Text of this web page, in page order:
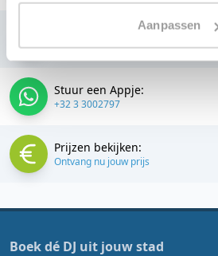
Aanpassen
+32 3 3002797
Stuur een Appje:
+32 3 3002797
Prijzen bekijken:
Ontvang nu jouw prijs
Boek dé DJ uit jouw stad